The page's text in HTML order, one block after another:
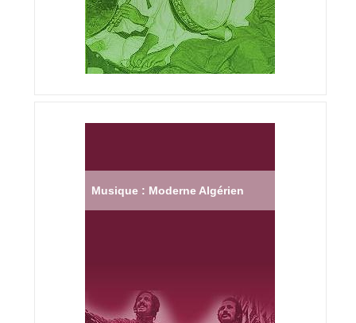
Musique : Moderne Algérien